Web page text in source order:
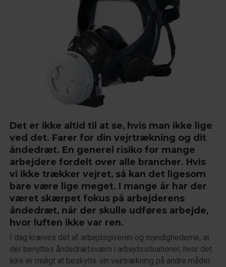
Det er ikke altid til at se, hvis man ikke lige
ved det. Farer for din vejrtrækning og dit
åndedræt. En generel risiko for mange
arbejdere fordelt over alle brancher. Hvis
vi ikke trækker vejret, så kan det ligesom
bare være lige meget. I mange år har der
været skærpet fokus på arbejderens
åndedræt, når der skulle udføres arbejde,
hvor luften ikke var ren.
I dag kræves det af arbejdsgiveren og myndighederne, at
der benyttes åndedrætsværn i arbejdssituationer, hvor det
ikke er muligt at beskytte sin vejrtrækning på andre måder.